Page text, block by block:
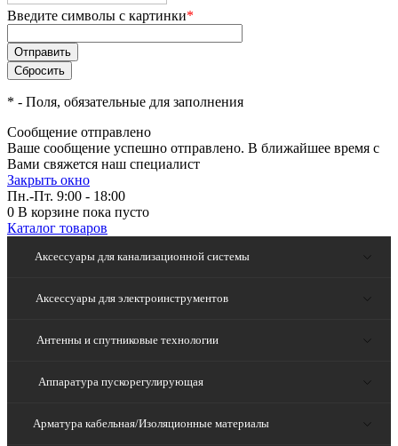
Введите символы с картинки*
* - Поля, обязательные для заполнения
Сообщение отправлено
Ваше сообщение успешно отправлено. В ближайшее время с
Вами свяжется наш специалист
Закрыть окно
Пн.-Пт. 9:00 - 18:00
0 В корзине пока пусто
Каталог товаров
Аксессуары для канализационной системы
Аксессуары для электроинструментов
Антенны и спутниковые технологии
Аппаратура пускорегулирующая
Арматура кабельная/Изоляционные материалы